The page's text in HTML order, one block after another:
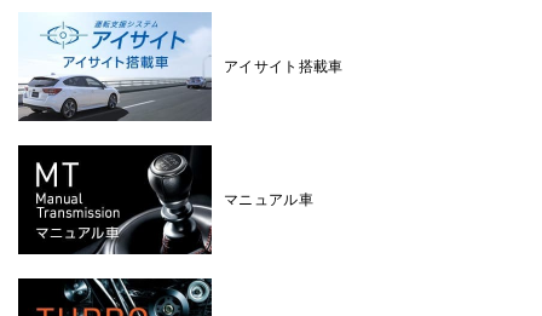
アイサイト搭載車
マニュアル車